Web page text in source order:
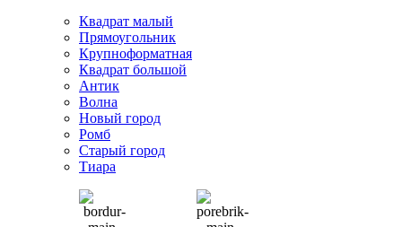
Квадрат малый
Прямоугольник
Крупноформатная
Квадрат большой
Антик
Волна
Новый город
Ромб
Старый город
Тиара